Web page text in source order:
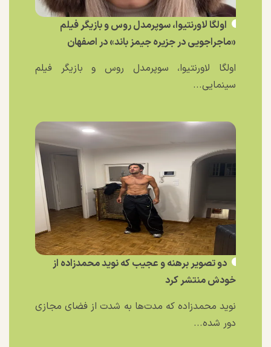
اولگا لاورنتیوا، سوپرمدل روس و بازیگر فیلم
«ماجراجویی در جزیره جیمز باند» در اصفهان
اولگا لاورنتیوا، سوپرمدل روس و بازیگر فیلم
سینمایی...
دو تصویر برهنه و عجیب که نوید محمدزاده از
خودش منتشر کرد
نوید محمدزاده که مدت‌ها به شدت از فضای مجازی
دور شده...